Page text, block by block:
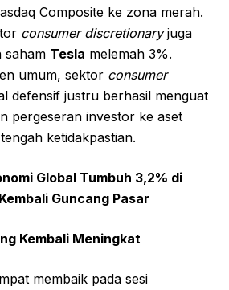
Composite ke zona merah.
consumer discretionaryjuga
saham Tesla melemah 3%.
umum, sektor consumer
defensif justru berhasil menguat
pergeseran investor ke aset
ketidakpastian.
Global Tumbuh 3,2% di
Guncang Pasar
Kembali Meningkat
membaik pada sesi